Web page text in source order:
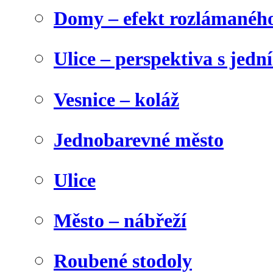
Domy – efekt
Ulice – perspektiva s
Vesnice – koláž
Jednobarevné město
Ulice
Město – nábřeží
Roubené stodoly